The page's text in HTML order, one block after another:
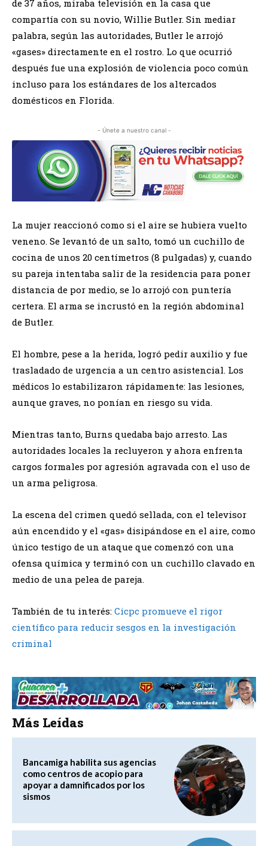
de 37 años, miraba televisión en la casa que
compartía con su novio, Willie Butler. Sin mediar
palabra, según las autoridades, Butler le arrojó
«gases» directamente en el rostro. Lo que ocurrió
después fue una explosión de violencia poco común
incluso para los estándares de los altercados
domésticos en Florida.
- Únete a nuestro canal -
La mujer reaccionó como si el aire se hubiera vuelto
veneno. Se levantó de un salto, tomó un cuchillo de
cocina de unos 20 centímetros (8 pulgadas) y, cuando
su pareja intentaba salir de la residencia para poner
distancia de por medio, se lo arrojó con puntería
certera. El arma se incrustó en la región abdominal
de Butler.
El hombre, pese a la herida, logró pedir auxilio y fue
trasladado de urgencia a un centro asistencial. Los
médicos lo estabilizaron rápidamente: las lesiones,
aunque graves, no ponían en riesgo su vida.
Mientras tanto, Burns quedaba bajo arresto. Las
autoridades locales la recluyeron y ahora enfrenta
cargos formales por agresión agravada con el uso de
un arma peligrosa.
La escena del crimen quedó sellada, con el televisor
aún encendido y el «gas» disipándose en el aire, como
único testigo de un ataque que comenzó con una
ofensa química y terminó con un cuchillo clavado en
medio de una pelea de pareja.
También de tu interés: Cicpc promueve el rigor
científico para reducir sesgos en la investigación
criminal
Más Leídas
Bancamiga habilita sus agencias
como centros de acopio para
apoyar a damnificados por los
sismos